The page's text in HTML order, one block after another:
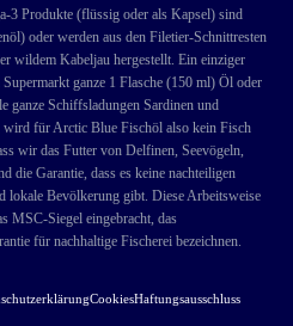
3 Produkte (flüssig oder als Kapsel) sind
oder werden aus den Filetier-Schnittresten
wildem Kabeljau hergestellt. Ein einziger
ganze 1 Flasche (150 ml) Öl oder
ganze Schiffsladungen Sardinen und
wird für Arctic Blue Fischöl also kein Fisch
wir das Futter von Delfinen, Seevögeln,
die Garantie, dass es keine nachteiligen
lokale Bevölkerung gibt. Diese Arbeitsweise
MSC-Siegel eingebracht, das
für nachhaltige Fischerei bezeichnen.
CookiesHaftungsausschluss